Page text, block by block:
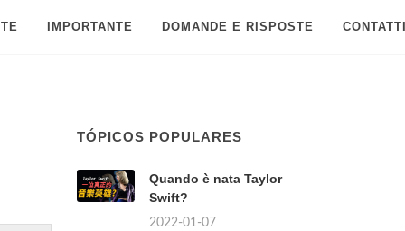
IMPORTANTE DOMANDE E RISPOSTE
TÓPICOS POPULARES
Quando è nata Taylor
Swift?
2022-01-07